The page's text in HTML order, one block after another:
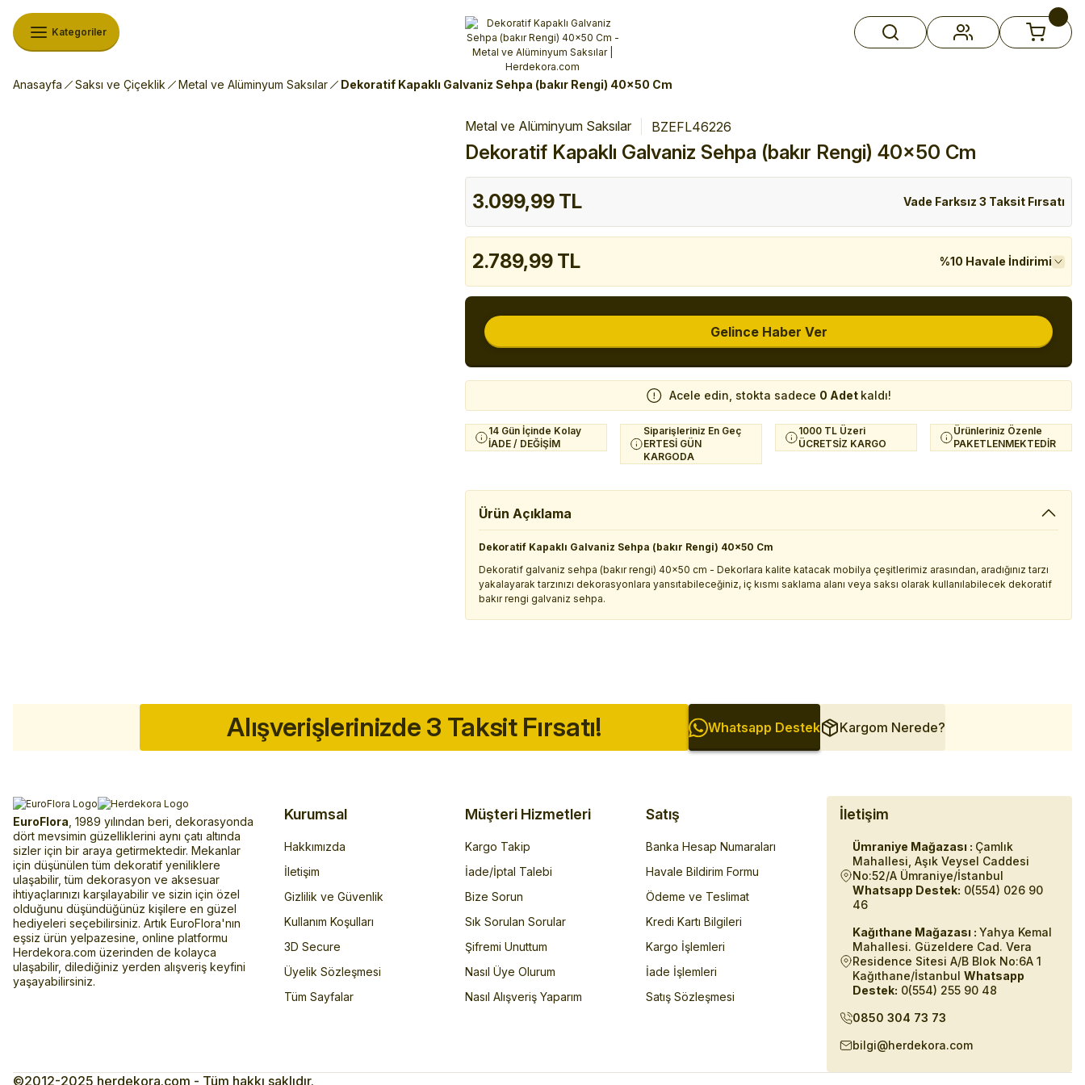
Alışverişlerinizde 3 Taksit Fırsatı!İlk siparişinizi verin!
%10 Havale İndirimi
Şimdi Alışveriş yap!
Kategoriler
Anasayfa Saksı ve Çiçeklik Metal ve Alüminyum Saksılar Dekoratif Kapaklı Galvaniz Sehpa (bakır Rengi) 40x50 Cm
Metal ve Alüminyum Saksılar BZEFL46226
Dekoratif Kapaklı Galvaniz Sehpa (bakır Rengi) 40x50 Cm
3.099,99 TL Vade Farksız 3 Taksit Fırsatı
2.789,99 TL %10 Havale İndirimi
Gelince Haber Ver
Acele edin, stokta sadece 0 Adet kaldı!
14 Gün İçinde Kolay
İADE / DEĞİŞİM
Siparişleriniz En Geç
ERTESİ GÜN
KARGODA
1000 TL Üzeri
ÜCRETSİZ KARGO
Ürünleriniz Özenle
PAKETLENMEKTEDİR
Ürün Açıklama
Dekoratif Kapaklı Galvaniz Sehpa (bakır Rengi) 40x50 Cm
Dekoratif galvaniz sehpa (bakır rengi) 40x50 cm - Dekorlara kalite katacak mobilya çeşitlerimiz arasından, aradığınız tarzı
yakalayarak tarzınızı dekorasyonlara yansıtabileceğiniz, iç kısmı saklama alanı veya saksı olarak kullanılabilecek dekoratif
bakır rengi galvaniz sehpa.
Alışverişlerinizde 3 Taksit Fırsatı! Whatsapp Destek Kargom Nerede?
EuroFlora , 1989 yılından beri, dekorasyonda
dört mevsimin güzelliklerini aynı çatı altında
sizler için bir araya getirmektedir. Mekanlar
için düşünülen tüm dekoratif yeniliklere
ulaşabilir, tüm dekorasyon ve aksesuar
ihtiyaçlarınızı karşılayabilir ve sizin için özel
olduğunu düşündüğünüz kişilere en güzel
hediyeleri seçebilirsiniz. Artık EuroFlora'nın
eşsiz ürün yelpazesine, online platformu
Herdekora.com üzerinden de kolayca
ulaşabilir, dilediğiniz yerden alışveriş keyfini
yaşayabilirsiniz.
Kurumsal
Hakkımızda
İletişim
Gizlilik ve Güvenlik
Kullanım Koşulları
3D Secure
Üyelik Sözleşmesi
Tüm Sayfalar
Müşteri Hizmetleri
Kargo Takip
İade/İptal Talebi
Bize Sorun
Sık Sorulan Sorular
Şifremi Unuttum
Nasıl Üye Olurum
Nasıl Alışveriş Yaparım
Satış
Banka Hesap Numaraları
Havale Bildirim Formu
Ödeme ve Teslimat
Kredi Kartı Bilgileri
Kargo İşlemleri
İade İşlemleri
Satış Sözleşmesi
İletişim
Ümraniye Mağazası : Çamlık
Mahallesi, Aşık Veysel Caddesi
No:52/A Ümraniye/İstanbul
Whatsapp Destek: 0(554) 026 90
46
Kağıthane Mağazası : Yahya Kemal
Mahallesi. Güzeldere Cad. Vera
Residence Sitesi A/B Blok No:6A 1
Kağıthane/İstanbul Whatsapp
Destek: 0(554) 255 90 48
0850 304 73 73
bilgi@herdekora.com
©2012-2025 herdekora.com - Tüm hakkı saklıdır.